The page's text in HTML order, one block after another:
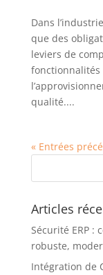
Dans
que des
leviers de
fonctionnalités
qualité....
« Entrées
Articles
Sécurité ERP :
robuste,
Intégration de